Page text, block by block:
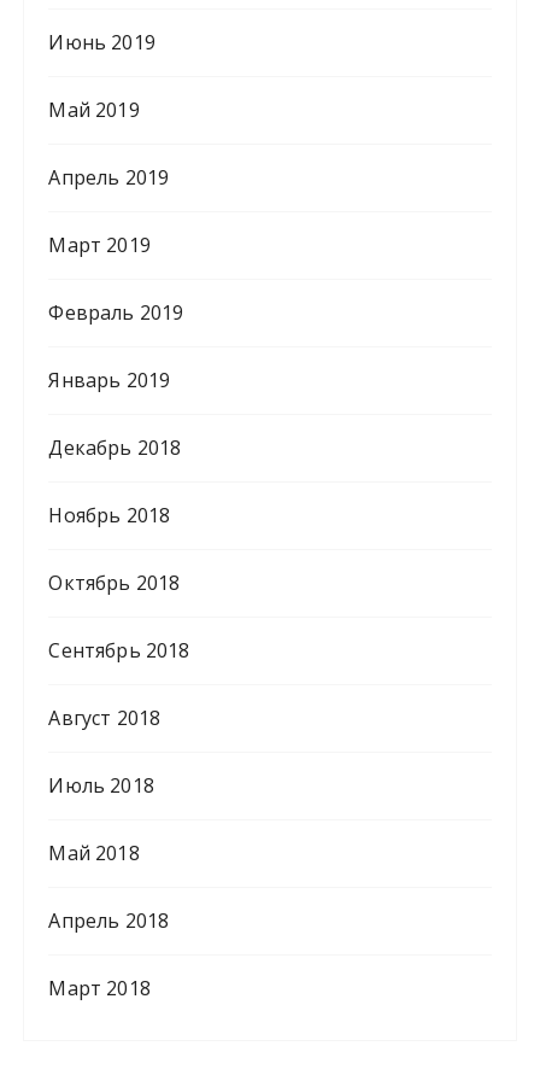
Июнь 2019
Май 2019
Апрель 2019
Март 2019
Февраль 2019
Январь 2019
Декабрь 2018
Ноябрь 2018
Октябрь 2018
Сентябрь 2018
Август 2018
Июль 2018
Май 2018
Апрель 2018
Март 2018